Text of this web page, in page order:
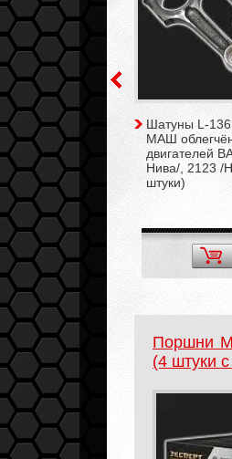
(двухрядная)
2101, 21011,
21067, 2121,
1950
Шатуны L-
МАШ
двигателей
Нива/, 2123 /
штуки)
Поршни
(4 штуки